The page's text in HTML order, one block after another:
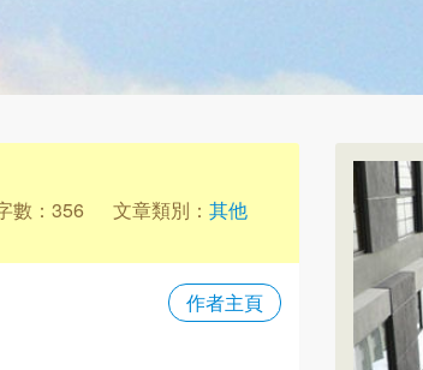
數：356 文章類別： 其他
作者主頁